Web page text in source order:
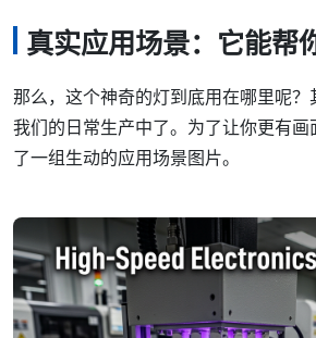
真实应用场景：它能帮
那么，这个神奇的灯到底用在哪里呢？
我们的日常生产中了。为了让你更有画
了一组生动的应用场景图片。